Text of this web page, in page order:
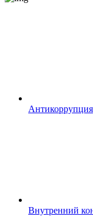
Антикоррупция
Внутренний